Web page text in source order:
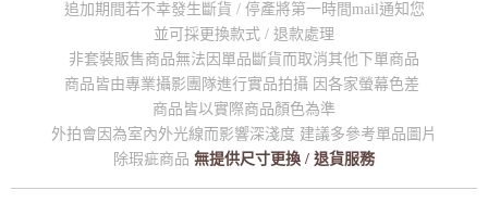
追加期間若不幸發生斷貨 / 停產將第一時間mail通知您
並可採更換款式 / 退款處理
非套裝販售商品無法因單品斷貨而取消其他下單商品
商品皆由專業攝影團隊進行實品拍攝 因各家螢幕色差
商品皆以實際商品顏色為準
外拍會因為室內外光線而影響深淺度 建議多參考單品圖片
除瑕疵商品 無提供尺寸更換 / 退貨服務